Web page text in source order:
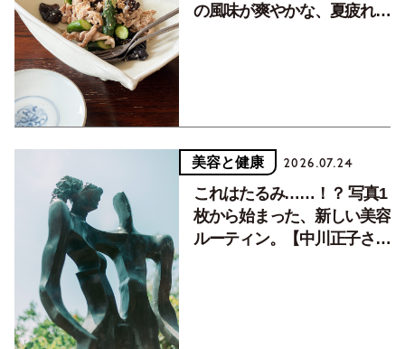
の風味が爽やかな、夏疲れを
美容と健康 2026.07.24
これはたるみ……！？ 写真1
枚から始まった、新しい美容
ルーティン。【中川正子さん